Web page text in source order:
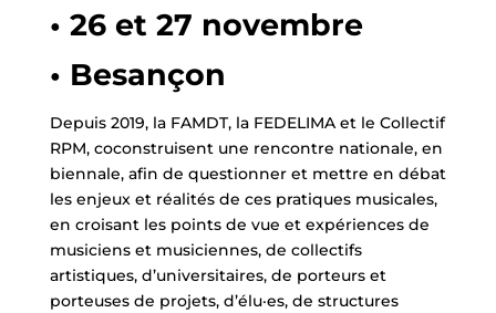
• 26 et 27 novembre
• Besançon
Depuis 2019, la FAMDT, la FEDELIMA et le Collectif
RPM, coconstruisent une rencontre nationale, en
biennale, afin de questionner et mettre en débat
les enjeux et réalités de ces pratiques musicales,
en croisant les points de vue et expériences de
musiciens et musiciennes, de collectifs
artistiques, d’universitaires, de porteurs et
porteuses de projets, d’élu·es, de structures